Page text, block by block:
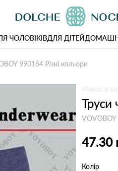
ЧОЛОВІКІВДЛЯ ДІТЕЙ
990164 Різні кольори
Немає в
Труси
VOVOBOY
47.30
Колір